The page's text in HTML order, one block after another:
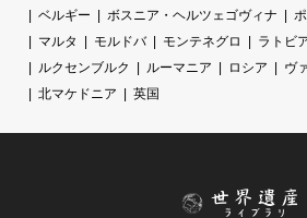
ベルギー
ボスニア・ヘルツェゴヴィナ
マルタ
モルドバ モンテネグロ ラトビ
ルクセンブルク
ルーマニア ロシア
ヴ
北マケドニア
英国